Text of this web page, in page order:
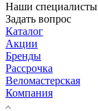
Наши
Задать вопрос
Каталог
Акции
Бренды
Рассрочка
Веломастерская
Компания